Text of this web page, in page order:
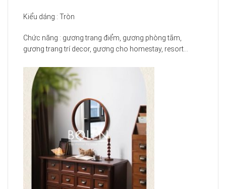
Kiểu dáng : Tròn
Chức năng : gương trang điểm, gương phòng tắm,
gương trang trí decor, gương cho homestay, resort…